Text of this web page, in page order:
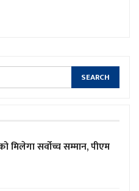
मिलेगा सर्वोच्च सम्मान, पीएम